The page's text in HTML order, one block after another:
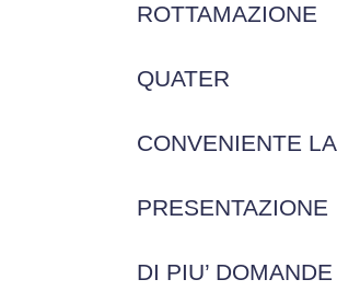
ROTTAMAZIONE
QUATER
CONVENIENTE LA
PRESENTAZIONE
DI PIU’ DOMANDE